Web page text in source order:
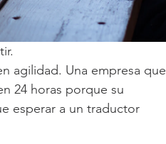
agilidad. Una empresa que
24 horas porque su
esperar a un traductor